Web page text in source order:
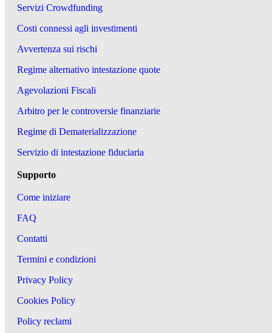
Servizi Crowdfunding
Costi connessi agli investimenti
Avvertenza sui rischi
Regime alternativo intestazione quote
Agevolazioni Fiscali
Arbitro per le controversie finanziarie
Regime di Dematerializzazione
Servizio di intestazione fiduciaria
Supporto
Come iniziare
FAQ
Contatti
Termini e condizioni
Privacy Policy
Cookies Policy
Policy reclami